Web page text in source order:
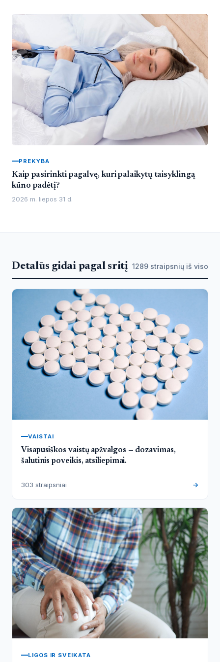
PREKYBA
Kaip pasirinkti pagalvę, kuri palaikytų taisyklingą
kūno padėtį?
2026 m. liepos 31 d.
Detalūs gidai pagal sritį 1289 straipsnių iš viso
VAISTAI
Visapusiškos vaistų apžvalgos — dozavimas,
šalutinis poveikis, atsiliepimai.
303 straipsniai →
LIGOS IR SVEIKATA